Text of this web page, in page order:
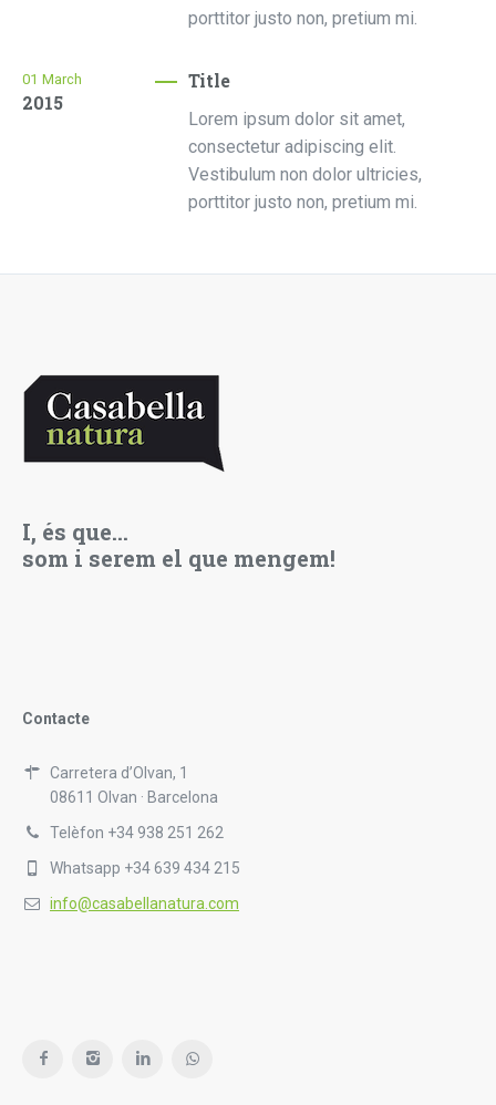
porttitor justo non, pretium mi.
01 March
2015
Title
Lorem ipsum dolor sit amet,
consectetur adipiscing elit.
Vestibulum non dolor ultricies,
porttitor justo non, pretium mi.
I, és que…
som i serem el que mengem!
Contacte
Carretera d’Olvan, 1
08611 Olvan · Barcelona
Telèfon +34 938 251 262
Whatsapp +34 639 434 215
info@casabellanatura.com